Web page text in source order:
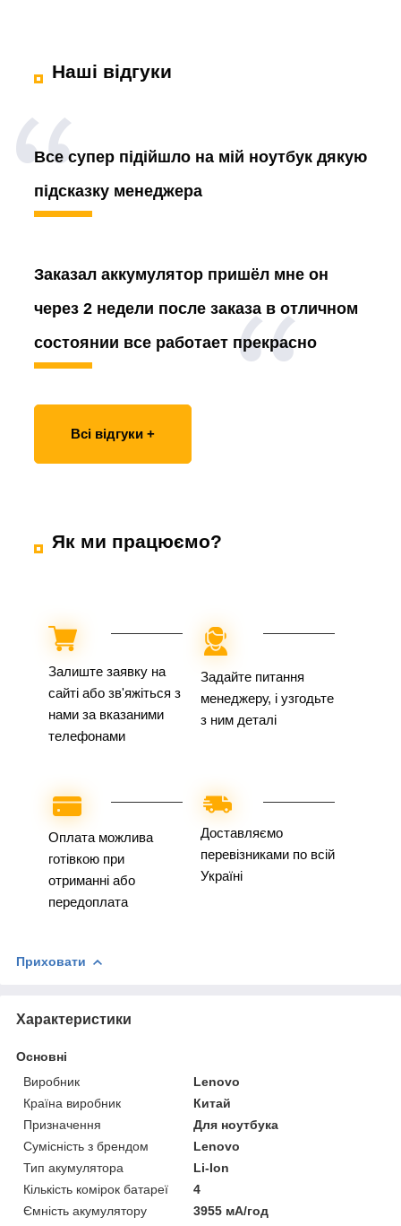
Наші відгуки
Все супер підійшло на мій ноутбук дякую
підсказку менеджера
Заказал аккумулятор пришёл мне он
через 2 недели после заказа в отличном
состоянии все работает прекрасно
Всі відгуки +
Як ми працюємо?
Залиште заявку на
сайті або зв'яжіться з
нами за вказаними
телефонами
Задайте питання
менеджеру, і узгодьте
з ним деталі
Оплата можлива
готівкою при
отриманні або
передоплата
Доставляємо
перевізниками по всій
Україні
Приховати
Характеристики
Основні
Виробник
Lenovo
Країна виробник
Китай
Призначення
Для ноутбука
Сумісність з брендом
Lenovo
Тип акумулятора
Li-Ion
Кількість комірок батареї
4
Ємність акумулятору
3955 мА/год